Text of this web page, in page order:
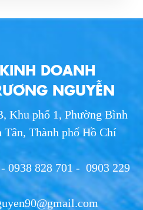
DOANH
NGUYỄN
Khu phố 1, Phường Bình
Thành phố Hồ Chí
0938 828 701 - 0903 229